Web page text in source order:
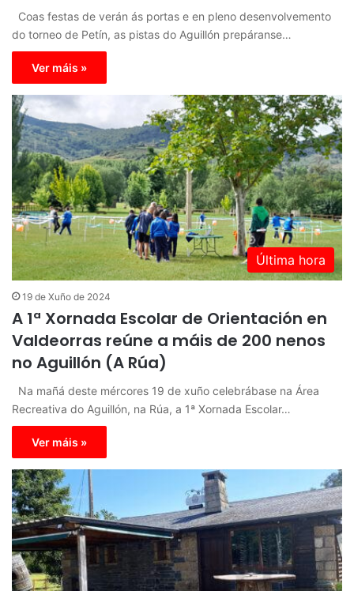
Coas festas de verán ás portas e en pleno desenvolvemento
do torneo de Petín, as pistas do Aguillón prepáranse…
Ver máis »
Última hora
19 de Xuño de 2024
A 1ª Xornada Escolar de Orientación en
Valdeorras reúne a máis de 200 nenos
no Aguillón (A Rúa)
Na mañá deste mércores 19 de xuño celebrábase na Área
Recreativa do Aguillón, na Rúa, a 1ª Xornada Escolar…
Ver máis »